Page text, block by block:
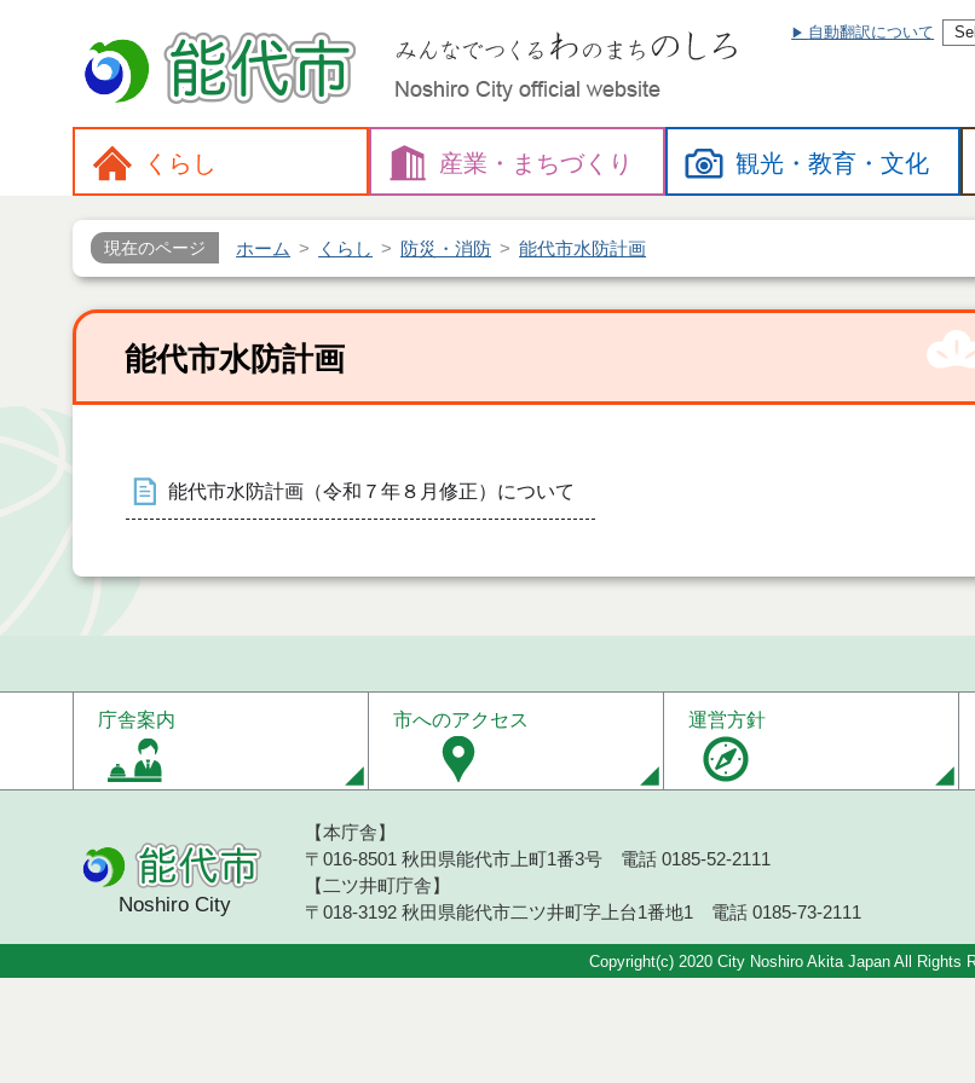
自動翻訳について
くらし 産業・ まちづくり 観光・教育・文化
現在のページ ホーム くらし 防災・消防 能代市水防計画
能代市水防計画
能代市水防計画（令和７年８月修正）について
庁舎案内 市へのアクセス 運営方針
Noshiro City
【本庁舎】
〒016-8501 秋田県能代市上町1番3号 電話 0185-52-2111
【二ツ井町庁舎】
〒018-3192 秋田県能代市二ツ井町字上台1番地1 電話 0185-73-2111
Copyright(c) 2020 City Noshiro Akita Japan All Rights